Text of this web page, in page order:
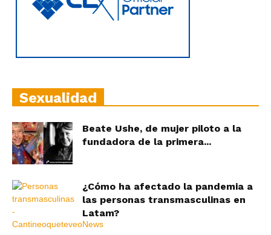
Sexualidad
Beate Ushe, de mujer piloto a la
fundadora de la primera...
¿Cómo ha afectado la pandemia a
las personas transmasculinas en
Latam?